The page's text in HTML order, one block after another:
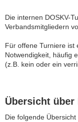
Die internen DOSKV-
Verbandsmitgliedern
Für offene Turniere ist
Notwendigkeit, häufig
(z.B. kein oder ein
Übersicht über
Die folgende